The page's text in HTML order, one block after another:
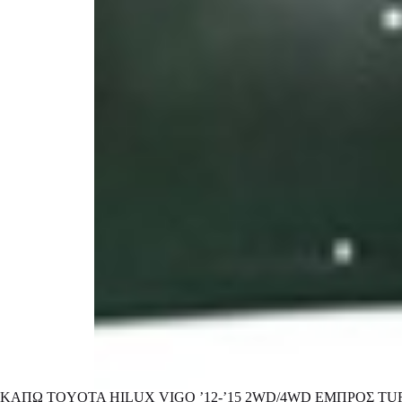
ΚΑΠΩ TOYOTA HILUX VIGO ’12-’15 2WD/4WD ΕΜΠΡΟΣ